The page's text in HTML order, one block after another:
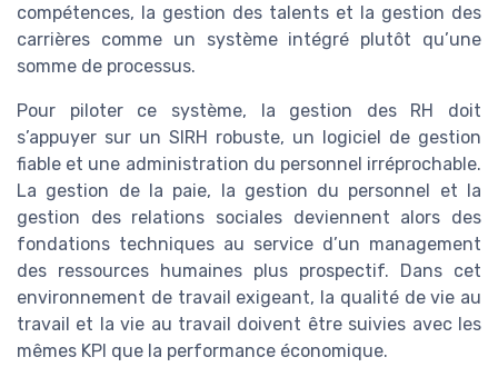
compétences, la gestion des talents et la gestion des
carrières comme un système intégré plutôt qu’une
somme de processus.
Pour piloter ce système, la gestion des RH doit
s’appuyer sur un SIRH robuste, un logiciel de gestion
fiable et une administration du personnel irréprochable.
La gestion de la paie, la gestion du personnel et la
gestion des relations sociales deviennent alors des
fondations techniques au service d’un management
des ressources humaines plus prospectif. Dans cet
environnement de travail exigeant, la qualité de vie au
travail et la vie au travail doivent être suivies avec les
mêmes KPI que la performance économique.